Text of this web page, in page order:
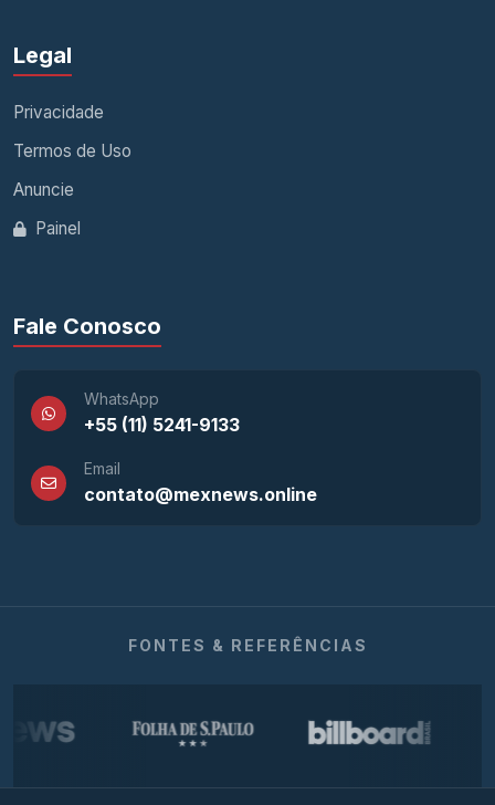
Legal
Privacidade
Termos de Uso
Anuncie
Painel
Fale Conosco
WhatsApp
+55 (11) 5241-9133
Email
contato@mexnews.online
FONTES & REFERÊNCIAS